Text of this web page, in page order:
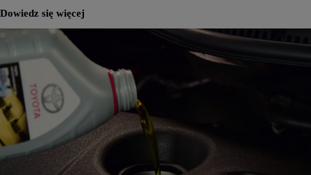
Dowiedz się więcej